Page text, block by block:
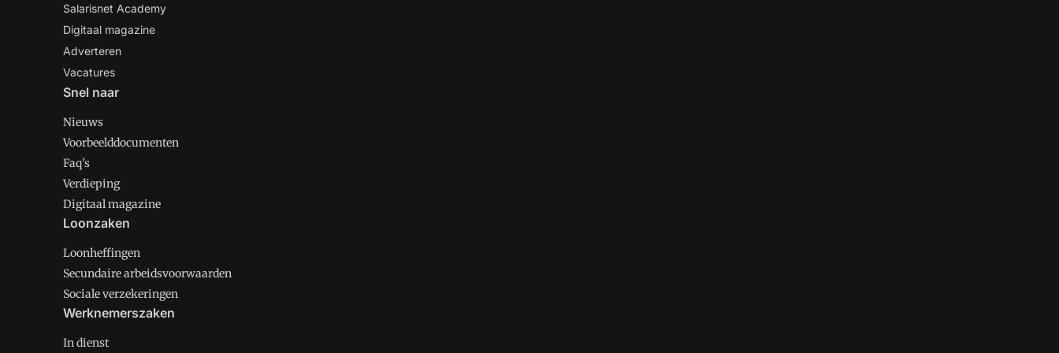
Salarisnet Academy
Digitaal magazine
Adverteren
Vacatures
Snel naar
Nieuws
Voorbeelddocumenten
Faq's
Verdieping
Digitaal magazine
Loonzaken
Loonheffingen
Secundaire arbeidsvoorwaarden
Sociale verzekeringen
Werknemerszaken
In dienst